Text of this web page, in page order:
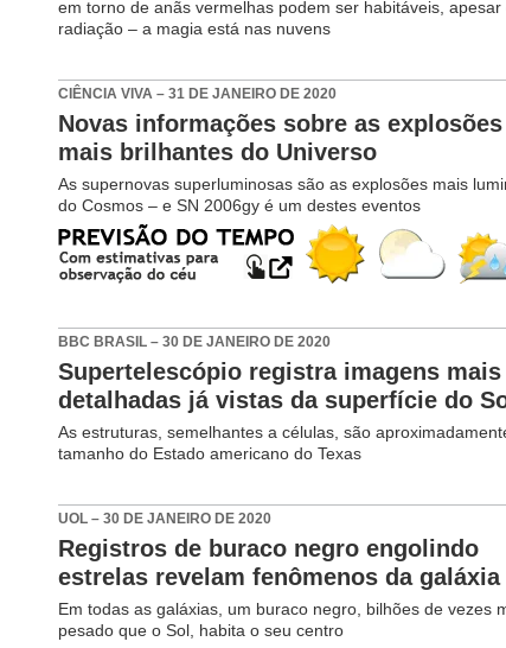
em torno de anãs vermelhas podem ser habitáveis, apesar
radiação – a magia está nas nuvens
CIÊNCIA VIVA – 31 DE JANEIRO DE 2020
Novas informações sobre as explosões
mais brilhantes do Universo
As supernovas superluminosas são as explosões mais
do Cosmos – e SN 2006gy é um destes eventos
BBC BRASIL – 30 DE JANEIRO DE 2020
Supertelescópio registra imagens mais
detalhadas já vistas da superfície do
As estruturas, semelhantes a células, são
tamanho do Estado americano do Texas
UOL – 30 DE JANEIRO DE 2020
Registros de buraco negro engolindo
estrelas revelam fenômenos da galáxia
Em todas as galáxias, um buraco negro, bilhões de vezes
pesado que o Sol, habita o seu centro